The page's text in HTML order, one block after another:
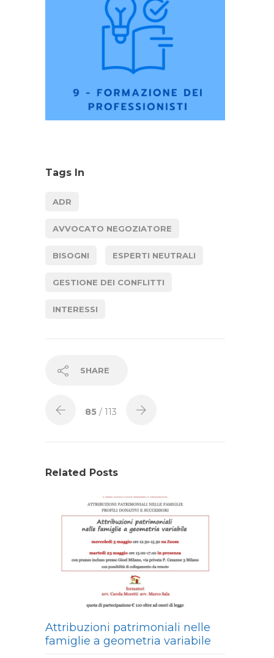
Tags In
ADR
AVVOCATO NEGOZIATORE
BISOGNI ESPERTI NEUTRALI
GESTIONE DEI CONFLITTI
INTERESSI
SHARE
85 / 113
Related Posts
Attribuzioni patrimoniali nelle
famiglie a geometria variabile